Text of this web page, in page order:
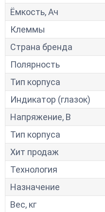
Ёмкость, Ач
Клеммы
Страна бренда
Полярность
Тип корпуса
Индикатор (глазок)
Напряжение, В
Тип корпуса
Хит продаж
Технология
Назначение
Вес, кг